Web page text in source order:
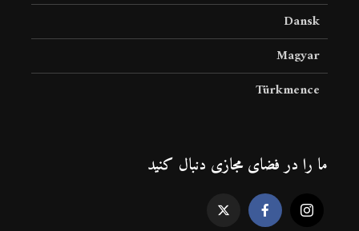
Dansk
Magyar
Türkmence
ما را در فضای مجازی دنبال کنید